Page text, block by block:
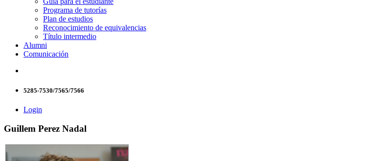
Programa de tutorías
Plan de estudios
Reconocimiento de equivalencias
Título intermedio
Alumni
Comunicación
5285-7530/7565/7566
Login
Guillem Perez Nadal